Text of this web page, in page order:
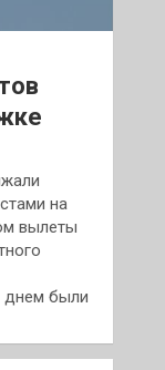
на
вылеты
днем были